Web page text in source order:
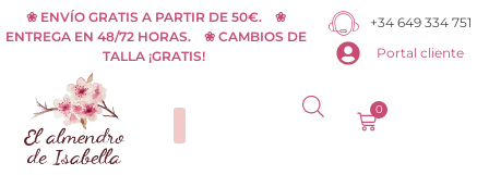
al
contenido
❀ ENVÍO GRATIS A PARTIR DE 50€. ❀
ENTREGA EN 48/72 HORAS. ❀ CAMBIOS DE
TALLA ¡GRATIS!
+34 649 334 751
Portal cliente
0
Carrito